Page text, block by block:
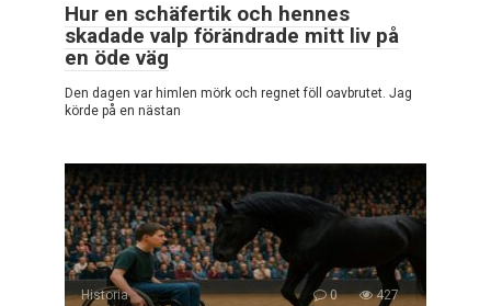
Hur en schäfertik och hennes
skadade valp förändrade mitt liv på
en öde väg
Den dagen var himlen mörk och regnet föll oavbrutet. Jag
körde på en nästan
Historia 0 427